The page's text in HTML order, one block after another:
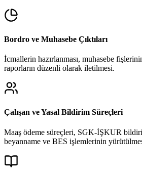
Bordro ve Muhasebe Çıktıları
İcmallerin hazırlanması, muhasebe
raporların düzenli olarak iletilmesi.
Çalışan ve Yasal Bildirim Süreçleri
Maaş ödeme süreçleri, SGK-İŞKUR
beyanname ve BES işlemlerinin